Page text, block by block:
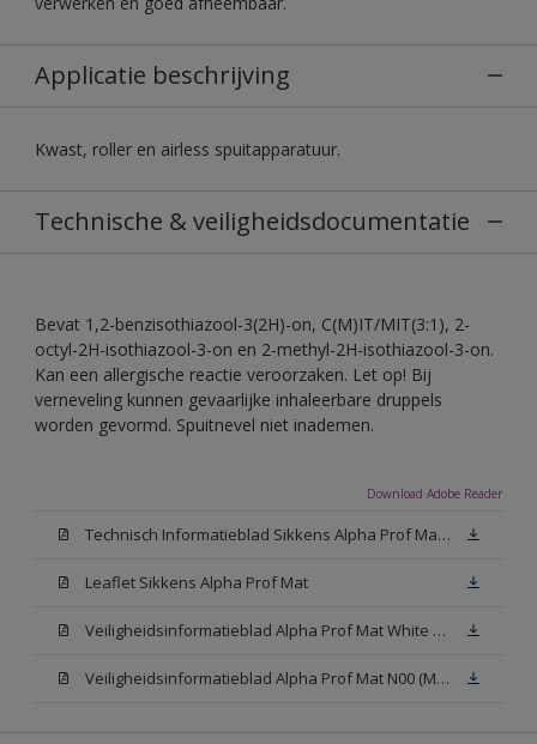
Applicatie beschrijving
Kwast, roller en airless spuitapparatuur.
Technische & veiligheidsdocumentatie
Bevat 1,2-benzisothiazool-3(2H)-on, C(M)IT/MIT(3:1), 2-
octyl-2H-isothiazool-3-on en 2-methyl-2H-isothiazool-3-on.
Kan een allergische reactie veroorzaken. Let op! Bij
verneveling kunnen gevaarlijke inhaleerbare druppels
worden gevormd. Spuitnevel niet inademen.
Download Adobe Reader
Technisch Informatieblad Sikkens Alpha Prof Mat(PDF)
Leaflet Sikkens Alpha Prof Mat
Veiligheidsinformatieblad Alpha Prof Mat White W05 (MSDS)
Veiligheidsinformatieblad Alpha Prof Mat N00 (MSDS)